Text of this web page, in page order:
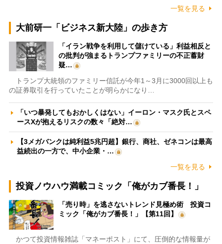
一覧を見る
大前研一「ビジネス新大陸」の歩き方
「イラン戦争を利用して儲けている」利益相反と
の批判が強まるトランプファミリーの不正蓄財
疑…
トランプ大統領のファミリー信託が今年1～3月に3000回以上も
の証券取引を行っていたことが明らかになり…
「いつ暴発してもおかしくはない」イーロン・マスク氏とスペ
ースXが抱えるリスクの数々「絶対…
【3メガバンクは純利益5兆円超】銀行、商社、ゼネコンは最高
益続出の一方で、中小企業・…
一覧を見る
投資ノウハウ満載コミック「俺がカブ番長！」
「売り時」を逃さないトレンド見極め術 投資コ
ミック「俺がカブ番長！」【第11回】
かつて投資情報雑誌「マネーポスト」にて、圧倒的な情報量が